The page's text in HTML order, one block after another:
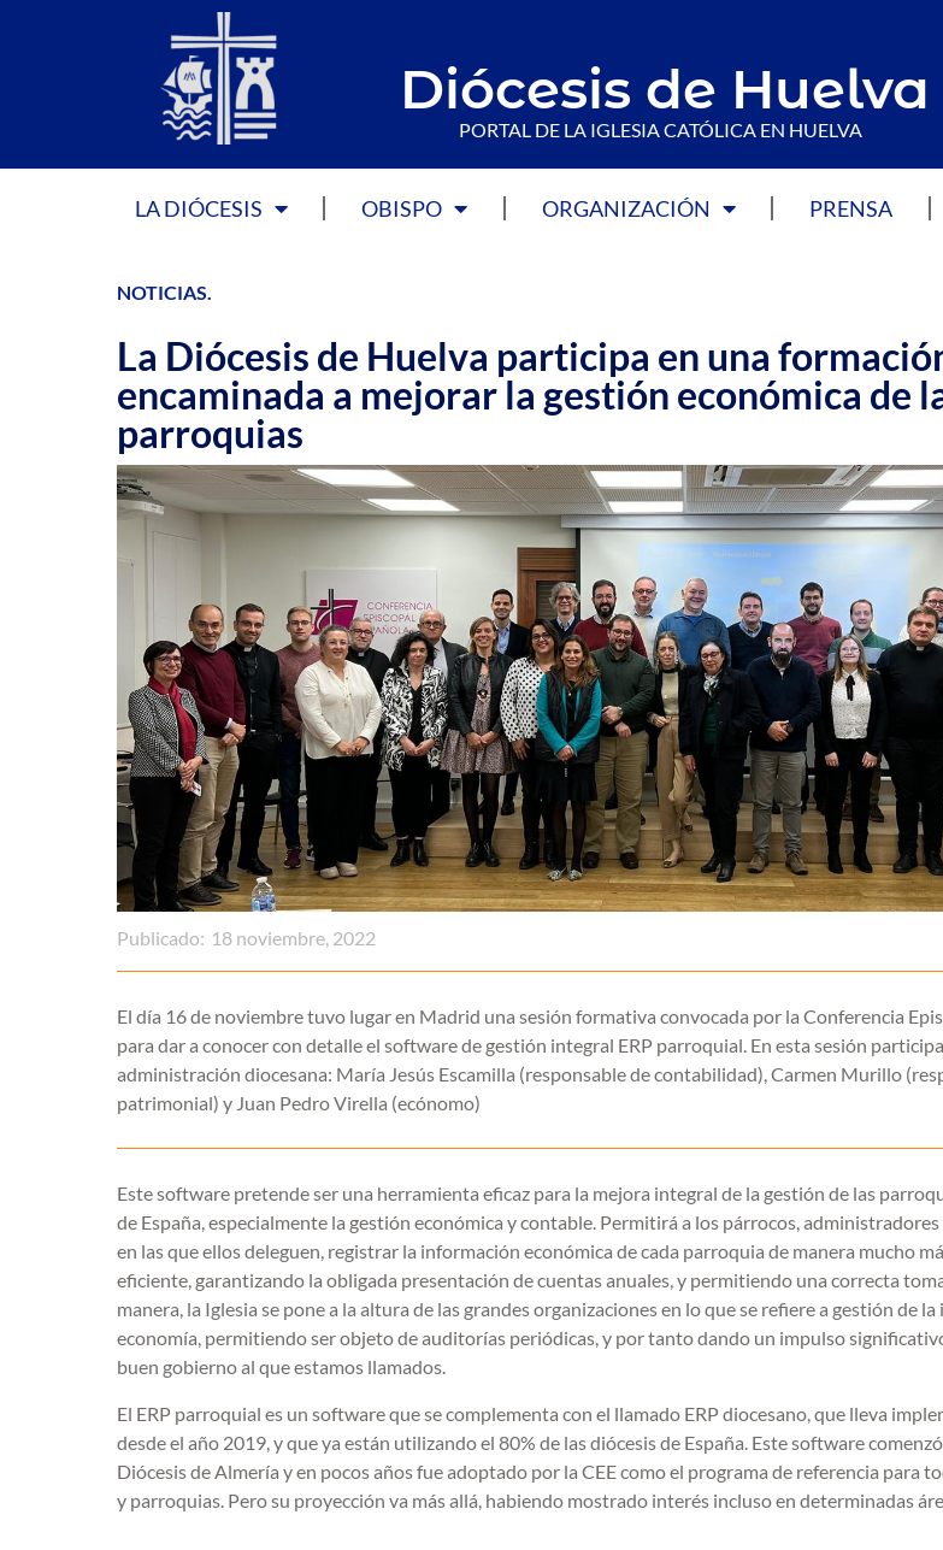
Diócesis de Huelva
PORTAL DE LA IGLESIA CATÓLICA EN HUELVA
LA DIÓCESIS OBISPO ORGANIZACIÓN PRENSA
NOTICIAS.
La Diócesis de Huelva participa en una
encaminada a mejorar la gestión económica de
parroquias
Publicado: 18 noviembre, 2022
El día 16 de noviembre tuvo lugar en Madrid una sesión formativa convocada por la Conferencia
para dar a conocer con detalle el software de gestión integral ERP parroquial. En esta sesión
administración diocesana: María Jesús Escamilla (responsable de contabilidad), Carmen Murillo
patrimonial) y Juan Pedro Virella (ecónomo)
Este software pretende ser una herramienta eficaz para la mejora integral de la gestión de las
de España, especialmente la gestión económica y contable. Permitirá a los párrocos,
en las que ellos deleguen, registrar la información económica de cada parroquia de manera mucho
eficiente, garantizando la obligada presentación de cuentas anuales, y permitiendo una correcta
manera, la Iglesia se pone a la altura de las grandes organizaciones en lo que se refiere a gestión de
economía, permitiendo ser objeto de auditorías periódicas, y por tanto dando un impulso
buen gobierno al que estamos llamados.
El ERP parroquial es un software que se complementa con el llamado ERP diocesano, que lleva
desde el año 2019, y que ya están utilizando el 80% de las diócesis de España. Este software
Diócesis de Almería y en pocos años fue adoptado por la CEE como el programa de referencia para
y parroquias. Pero su proyección va más allá, habiendo mostrado interés incluso en determinadas